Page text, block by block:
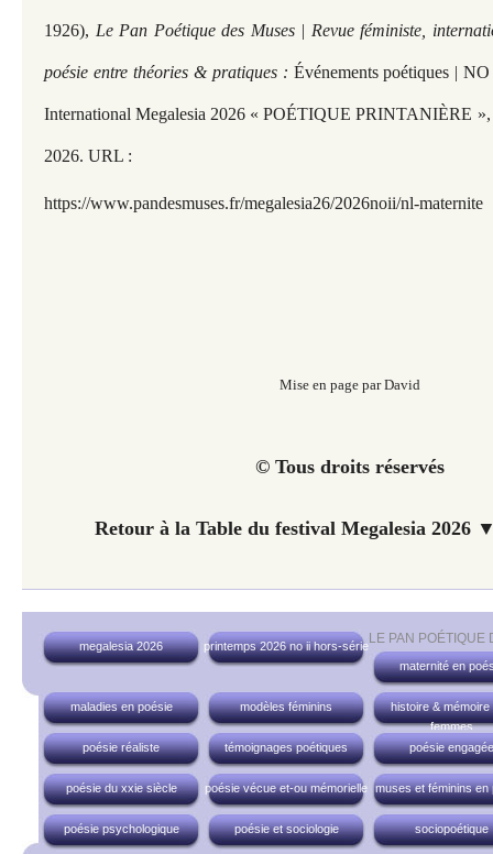
1926), Le Pan Poétique des Muses | Revue féministe,
poésie entre théories & pratiques : Événements poétiques |
International Megalesia 2026 « POÉTIQUE PRINTANIÈRE »,
2026. URL :
https://www.pandesmuses.fr/megalesia26/2026noii/nl-maternite
Mise en page par David
© Tous droits réservés
Retour à la Table du festival Megalesia 2026
LE PAN POÉTIQUE
megalesia 2026
printemps 2026 no ii hors-série
maternité en
maladies en poésie modèles féminins
histoire & mémoire
femmes
poésie réaliste
témoignages poétiques poésie engagée
poésie du xxie siècle poésie vécue et-ou mémorielle muses et féminins en
poésie psychologique poésie et sociologie sociopoétique